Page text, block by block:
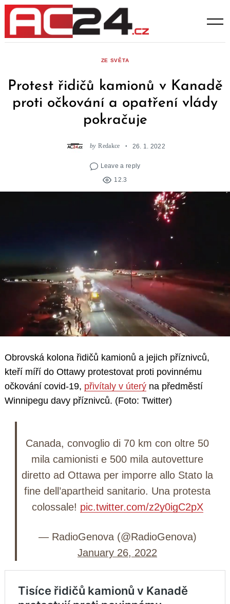
Skip
content
ZE SVĚTA
Protest řidičů kamionů v Kanadě
proti očkování a opatření vlády
pokračuje
by Redakce 26. 1. 2022
Leave a reply
12.3
Obrovská kolona řidičů kamionů a jejich příznivců,
kteří míří do Ottawy protestovat proti povinnému
očkování covid-19, přivítaly v úterý na předměstí
Winnipegu davy příznivců. (Foto: Twitter)
Canada, convoglio di 70 km con oltre 50
mila camionisti e 500 mila autovetture
diretto ad Ottawa per imporre allo Stato la
fine dell’apartheid sanitario. Una protesta
colossale! pic.twitter.com/z2y0igC2pX
— RadioGenova (@RadioGenova)
January 26, 2022